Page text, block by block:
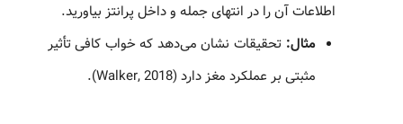
اطلاعات آن را در انتهای جمله و داخل پرانتز بیاورید.
مثال: تحقیقات نشان می‌دهد که خواب کافی تأثیر
مثبتی بر عملکرد مغز دارد (Walker, 2018).